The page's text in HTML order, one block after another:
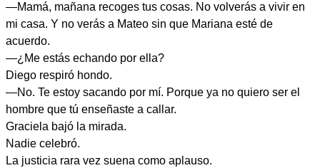
—Mamá, mañana recoges tus cosas. No volverás a vivir en
mi casa. Y no verás a Mateo sin que Mariana esté de
acuerdo.
—¿Me estás echando por ella?
Diego respiró hondo.
—No. Te estoy sacando por mí. Porque ya no quiero ser el
hombre que tú enseñaste a callar.
Graciela bajó la mirada.
Nadie celebró.
La justicia rara vez suena como aplauso.